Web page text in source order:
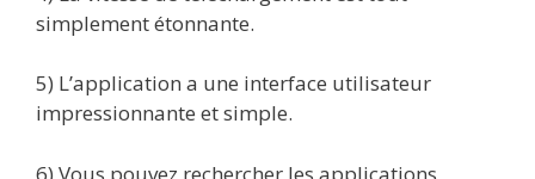
simplement étonnante.
5) L’application a une interface utilisateur
impressionnante et simple.
6) Vous pouvez rechercher les applications